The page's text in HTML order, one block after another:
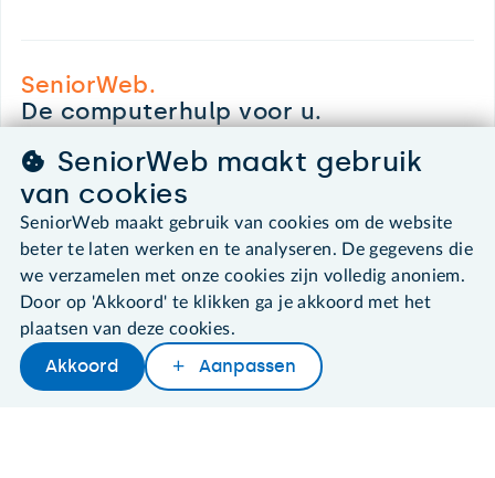
Later lezenDelenWoordenboek
SeniorWeb.
De computerhulp voor u.
leden@seniorweb.nl
Algemene voorwaarden
Cookies en cookie-instellingen
Disclaimer
SeniorWeb maakt gebruik
van cookies
SeniorWeb maakt gebruik van cookies om de website
beter te laten werken en te analyseren. De gegevens die
we verzamelen met onze cookies zijn volledig anoniem.
Door op 'Akkoord' te klikken ga je akkoord met het
plaatsen van deze cookies.
Akkoord Aanpassen